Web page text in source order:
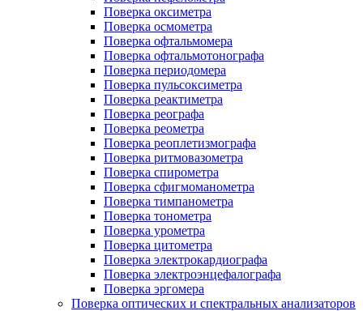
Поверка оксиметра
Поверка осмометра
Поверка офтальмомера
Поверка офтальмотонографа
Поверка периодомера
Поверка пульсоксиметра
Поверка реактиметра
Поверка реографа
Поверка реометра
Поверка реоплетизмографа
Поверка ритмовазометра
Поверка спирометра
Поверка сфигмоманометра
Поверка тимпанометра
Поверка тонометра
Поверка урометра
Поверка цитометра
Поверка электрокардиографа
Поверка электроэнцефалографа
Поверка эргомера
Поверка оптических и спектральных анализаторов